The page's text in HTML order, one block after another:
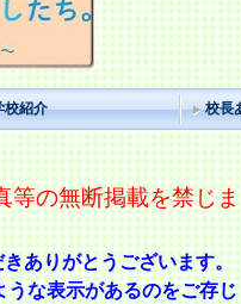
校紹介 校長
等の無断掲載を禁じま
ありがとうございます。
うな表示があるのをご存じ